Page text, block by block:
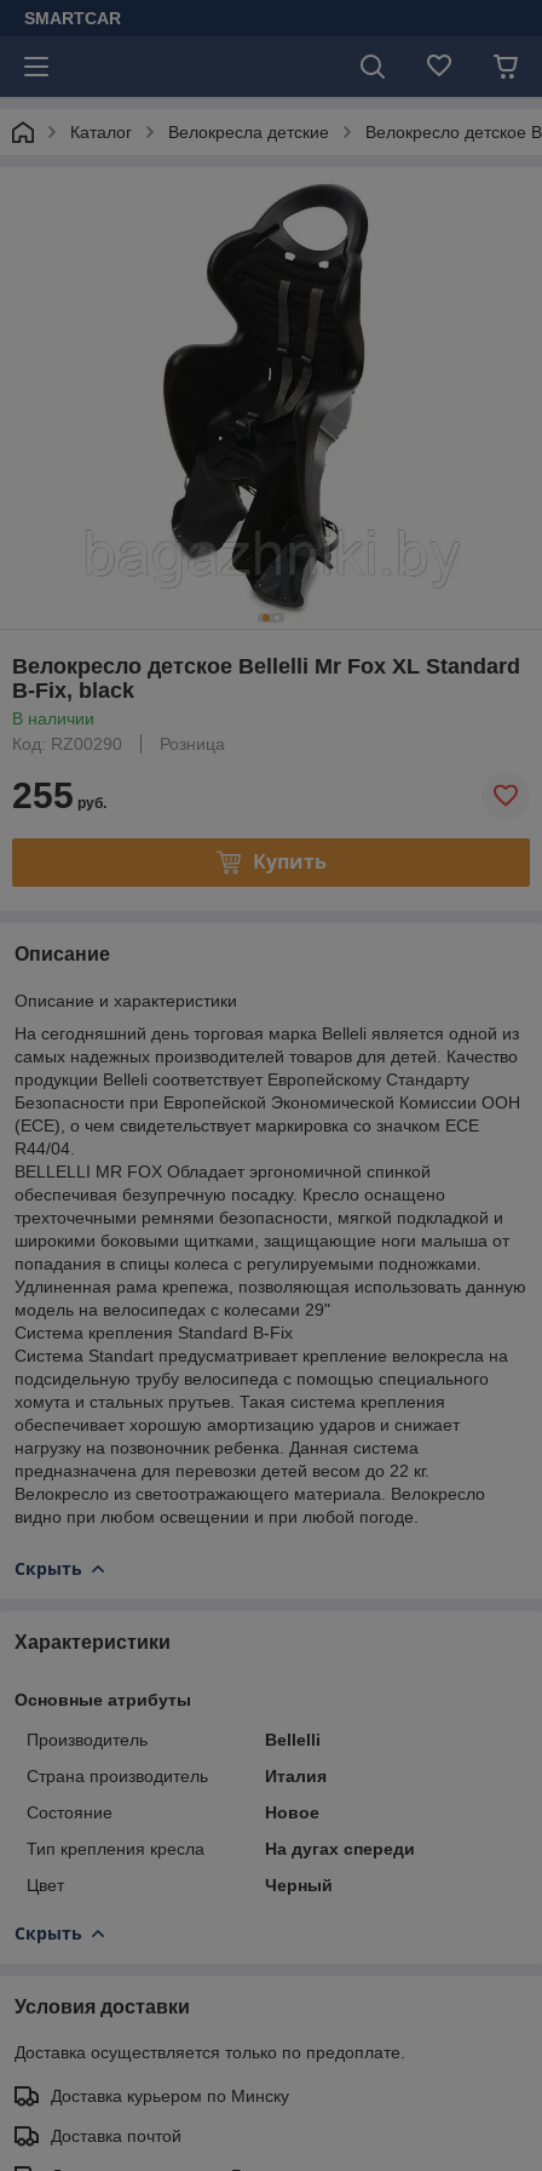
SMARTCAR
Каталог Велокресла детские Велокресло детское
Велокресло детское Bellelli Mr Fox XL Standard
B-Fix, black
В наличии
Код: RZ00290
Розница
255 руб.
Купить
Описание
Описание и характеристики
На сегодняшний день торговая марка Belleli является одной из
самых надежных производителей товаров для детей. Качество
продукции Belleli соответствует Европейскому Стандарту
Безопасности при Европейской Экономической Комиссии ООН
(ECE), о чем свидетельствует маркировка со значком ECE
R44/04.
BELLELLI MR FOX Обладает эргономичной спинкой
обеспечивая безупречную посадку. Кресло оснащено
трехточечными ремнями безопасности, мягкой подкладкой и
широкими боковыми щитками, защищающие ноги малыша от
попадания в спицы колеса с регулируемыми подножками.
Удлиненная рама крепежа, позволяющая использовать данную
модель на велосипедах с колесами 29"
Система крепления Standard B-Fix
Система Standart предусматривает крепление велокресла на
подсидельную трубу велосипеда с помощью специального
хомута и стальных прутьев. Такая система крепления
обеспечивает хорошую амортизацию ударов и снижает
нагрузку на позвоночник ребенка. Данная система
предназначена для перевозки детей весом до 22 кг.
Велокресло из светоотражающего материала. Велокресло
видно при любом освещении и при любой погоде.
Скрыть
Характеристики
Основные атрибуты
Производитель
Bellelli
Страна производитель
Италия
Состояние
Новое
Тип крепления кресла
На дугах спереди
Цвет
Черный
Скрыть
Условия доставки
Доставка осуществляется только по предоплате.
Доставка курьером по Минску
Доставка почтой